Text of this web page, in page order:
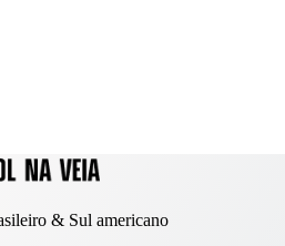
& Sul americano